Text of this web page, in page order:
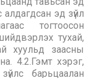
эд зүйл
тогтоосон
тухай,
хуульд заасны
4.2.Гэмт хэрэг,
барьцаалан